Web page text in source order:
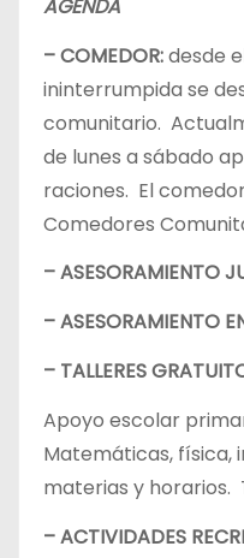
AGENDA
– COMEDOR:desde
ininterrumpida se
comunitario.
de lunes a sábado
raciones. El
Comedores
– ASESORAMIENTO
– ASESORAMIENTO
– TALLERES
Apoyo escolar
Matemáticas, física,
materias y horarios.
– ACTIVIDADES